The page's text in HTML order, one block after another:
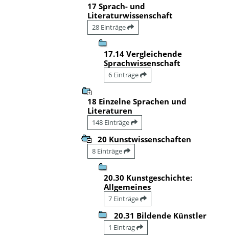
17 Sprach- und
Literaturwissenschaft
28 Einträge
17.14 Vergleichende
Sprachwissenschaft
6 Einträge
18 Einzelne Sprachen und
Literaturen
148 Einträge
20 Kunstwissenschaften
8 Einträge
20.30 Kunstgeschichte:
Allgemeines
7 Einträge
20.31 Bildende Künstler
1 Eintrag